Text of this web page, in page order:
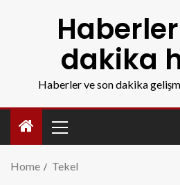
dakika
Haberler ve son dakika
Home Tekel